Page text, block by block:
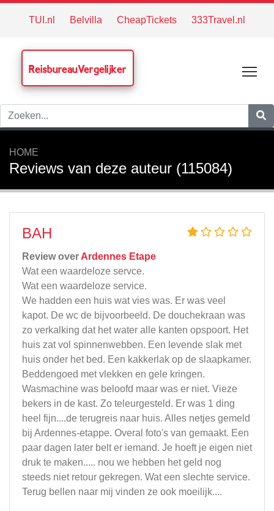
TUI.nl Belvilla CheapTickets 333Travel.nl
ReisbureauVergelijker
HOME
Reviews van deze auteur (115084)
BAH
Review over Ardennes Etape
Wat een waardeloze servce.
Wat een waardeloze service.
We hadden een huis wat vies was. Er was veel
kapot. De wc de bijvoorbeeld. De douchekraan was
zo verkalking dat het water alle kanten opspoort. Het
huis zat vol spinnenwebben. Een levende slak met
huis onder het bed. Een kakkerlak op de slaapkamer.
Beddengoed met vlekken en gele kringen.
Wasmachine was beloofd maar was er niet. Vieze
bekers in de kast. Zo teleurgesteld. Er was 1 ding
heel fijn....de terugreis naar huis. Alles netjes gemeld
bij Ardennes-etappe. Overal foto's van gemaakt. Een
paar dagen later belt er iemand. Je hoeft je eigen niet
druk te maken..... nou we hebben het geld nog
steeds niet retour gekregen. Wat een slechte service.
Terug bellen naar mij vinden ze ook moeilijk....